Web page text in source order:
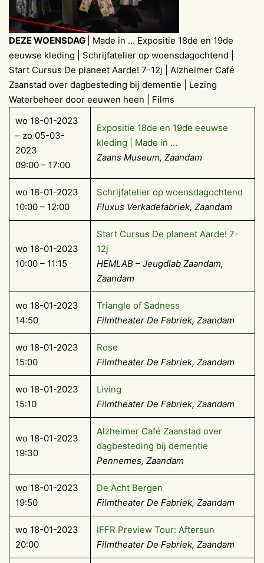
DEZE WOENSDAG
| Made in … Expositie 18de en 19de
eeuwse kleding | Schrijfatelier op woensdagochtend |
Start Cursus De planeet Aarde! 7-12j | Alzheimer Café
Zaanstad over dagbesteding bij dementie | Lezing
Waterbeheer door eeuwen heen | Films
wo 18-01-2023
– zo 05-03-
2023
09:00 – 17:00
Expositie 18de en 19de eeuwse
kleding | Made in …
Zaans Museum, Zaandam
wo 18-01-2023
10:00 – 12:00
Schrijfatelier op woensdagochtend
Fluxus Verkadefabriek, Zaandam
wo 18-01-2023
10:00 – 11:15
Start Cursus De planeet Aarde! 7-
12j
HEMLAB – Jeugdlab Zaandam,
Zaandam
wo 18-01-2023
14:50
Triangle of Sadness
Filmtheater De Fabriek, Zaandam
wo 18-01-2023
15:00
Rose
Filmtheater De Fabriek, Zaandam
wo 18-01-2023
15:10
Living
Filmtheater De Fabriek, Zaandam
wo 18-01-2023
19:30
Alzheimer Café Zaanstad over
dagbesteding bij dementie
Pennemes, Zaandam
wo 18-01-2023
19:50
De Acht Bergen
Filmtheater De Fabriek, Zaandam
wo 18-01-2023
20:00
IFFR Preview Tour: Aftersun
Filmtheater De Fabriek, Zaandam